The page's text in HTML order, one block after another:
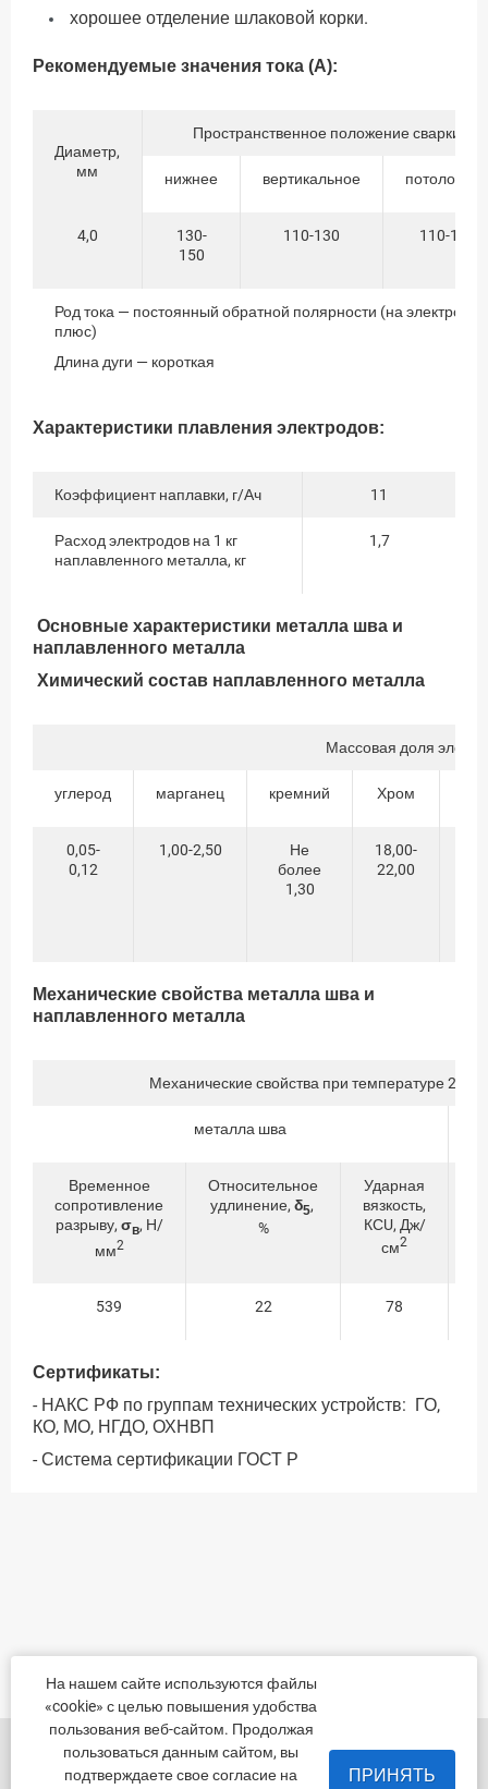
хорошее отделение шлаковой корки.
Рекомендуемые значения тока (А):
Диаметр,
мм
Пространственное положение сварки
нижнее вертикальное потолочное
4,0
130-
150
110-130 110-130
Род тока — постоянный обратной полярности (на электроде
плюс)
Длина дуги — короткая
Характеристики плавления электродов:
Коэффициент наплавки, г/Ач 11
Расход электродов на 1 кг
наплавленного металла, кг
1,7
Основные характеристики металла шва и
наплавленного металла
Химический состав наплавленного металла
Массовая доля
углерод марганец кремний Хром
0,05-
0,12
1,00-2,50
Не
более
1,30
18,00-
22,00
Механические свойства металла шва и
наплавленного металла
Механические свойства при температуре
металла шва
Временное
сопротивление
разрыву, σв, Н/
мм2
Относительное
удлинение, δ5,
%
Ударная
вязкость,
КСU, Дж/
см2
539 22 78
Сертификаты:
- НАКС РФ по группам технических устройств: ГО,
КО, МО, НГДО, ОХНВП
- Система сертификации ГОСТ Р
455022, Челябинская обл., Магнитогорск, шоссе
Белорецкое, д.5
На нашем сайте используются файлы
«cookie» с целью повышения удобства
пользования веб-сайтом. Продолжая
пользоваться данным сайтом, вы
подтверждаете свое согласие на
ПРИНЯТЬ